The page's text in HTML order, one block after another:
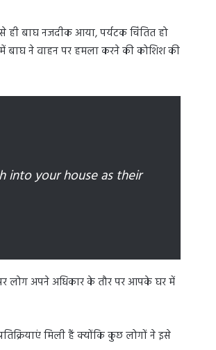
ही बाघ नजदीक आया, पर्यटक चिंतित हो
बाघ ने वाहन पर हमला करने की कोशिश की
into your house as their
पर लोग अपने अधिकार के तौर पर आपके घर में
मिली हैं क्योंकि कुछ लोगों ने इसे